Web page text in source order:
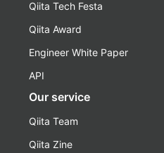
Qiita Tech Festa
Qiita Award
Engineer White Paper
API
Our service
Qiita Team
Qiita Zine